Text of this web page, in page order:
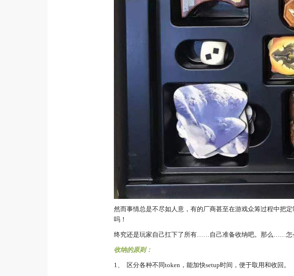
然而事情总是不尽如人意，有的厂商甚至在游戏众筹过程中把
吗！
终究还是玩家自己扛下了所有……自己准备收纳吧。那么……怎
收纳的原则：
1、 区分各种不同token，能加快setup时间，便于取用和收回。